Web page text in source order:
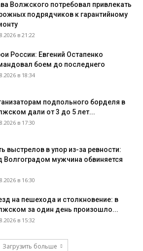
Волжского потребовал привлекать
подрядчиков к гарантийному
в 21:22
России: Евгений Остапенко
боем до последнего
в 18:34
подпольного борделя в
дали от 3 до 5 лет...
в 17:30
выстрелов в упор из-за ревности:
Волгоградом мужчина обвиняется
в 16:30
на пешехода и столкновение: в
за один день произошло...
в 15:32
Загрузить больше